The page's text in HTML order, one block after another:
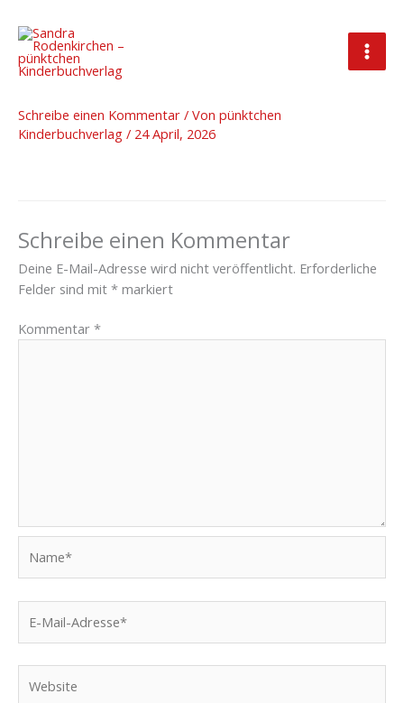
Inhalt
springen
Header Bild 1
Schreibe einen Kommentar / Von pünktchen
Kinderbuchverlag / 24 April, 2026
Schreibe einen Kommentar
Deine E-Mail-Adresse wird nicht veröffentlicht. Erforderliche
Felder sind mit * markiert
Kommentar *
Mail-